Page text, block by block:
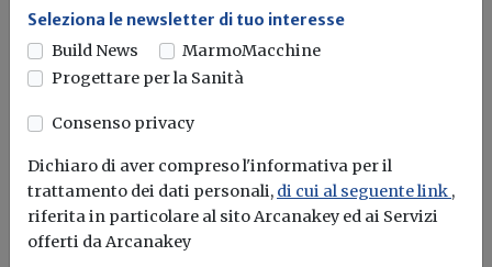
centralizzata
Redazione Build News
impianto di...
FITT VMC Ristrutturazione Ventilazione meccanica controllata
Seleziona le newsletter di tuo interesse
Build News
MarmoMacchine
Progettare per la Sanità
Consenso privacy
Dichiaro di aver compreso l'informativa per il
trattamento dei dati personali, di cui al seguente link ,
riferita in particolare al sito Arcanakey ed ai Servizi
offerti da Arcanakey